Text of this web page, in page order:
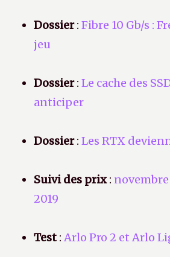
Dossier: Fibre 10 Gb/s :
jeu
Dossier: Le cache des
anticiper
Dossier: Les RTX
Suivi des prix:
2019
Test : Arlo Pro 2 et Arlo